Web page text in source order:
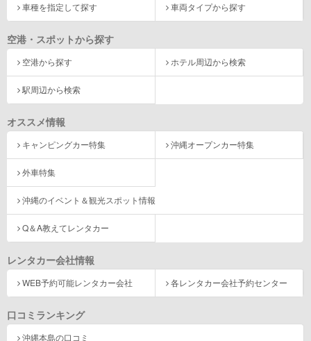
車種を指定して探す 車両タイプから探す
空港・スポットから探す
空港から探す ホテル周辺から検索
駅周辺から検索
オススメ情報
キャンピングカー特集 沖縄オープンカー特集
外車特集
沖縄のイベント＆観光スポット情報
Q＆A教えてレンタカー
レンタカー会社情報
WEB予約可能レンタカー会社 各レンタカー会社予約センター
口コミランキング
沖縄本島の口コミ